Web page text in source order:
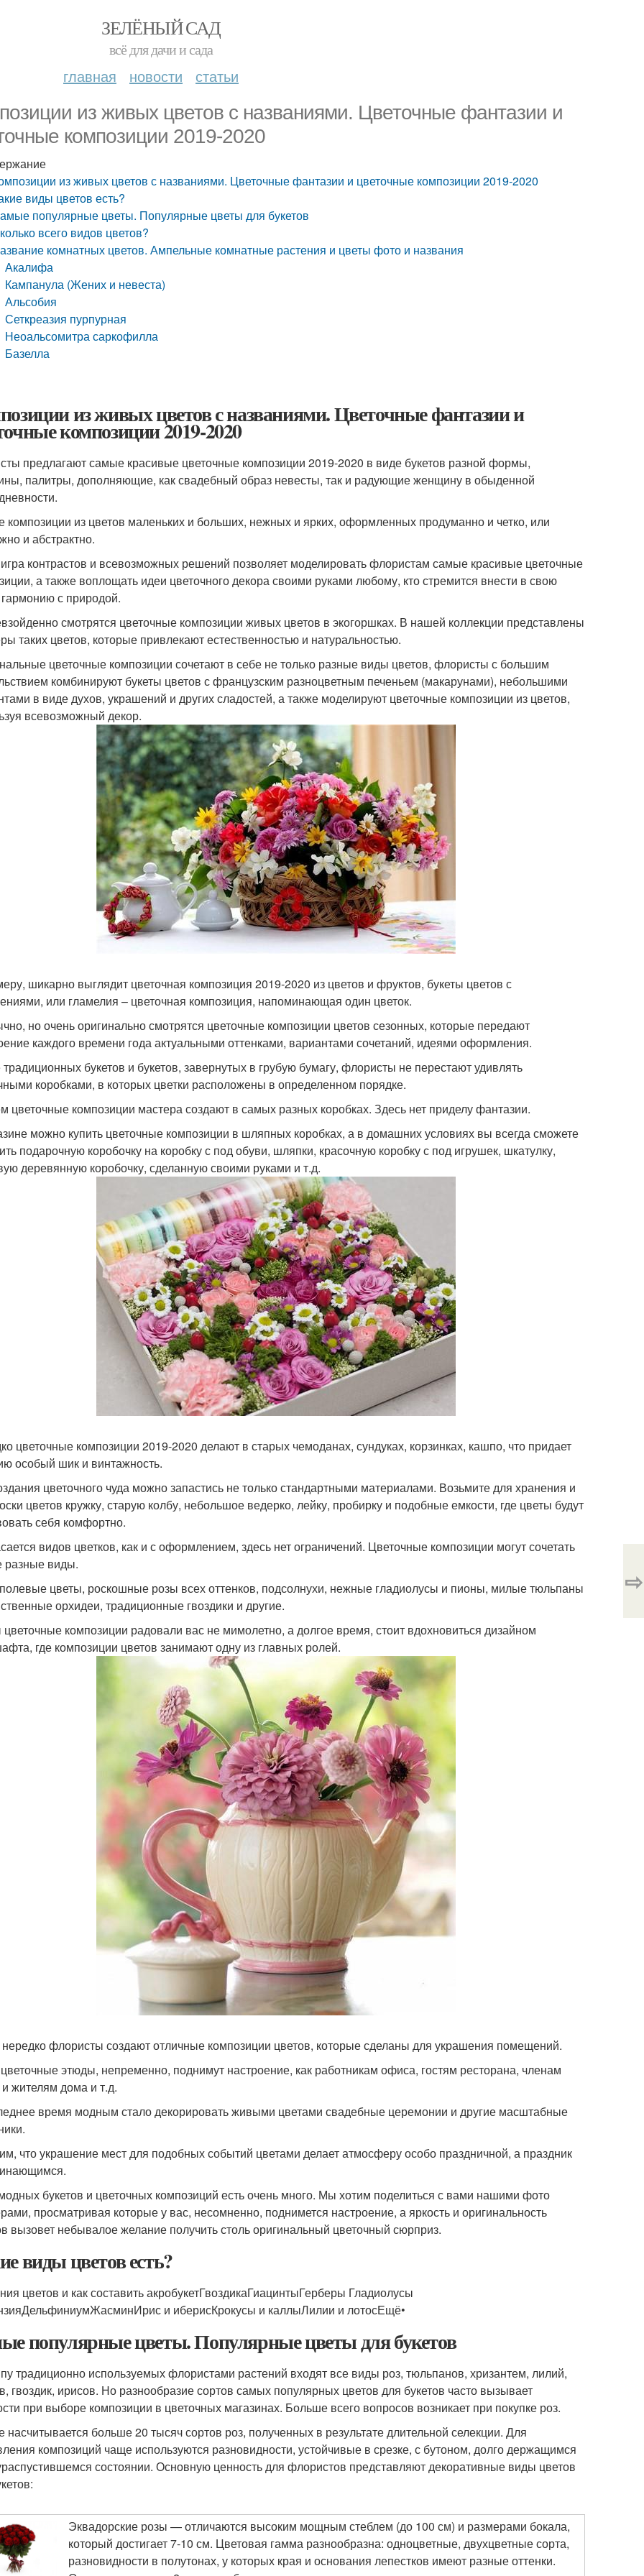
ЗЕЛЁНЫЙ САД
всё для дачи и сада
главная новости статьи
из живых цветов с названиями. Цветочные фантазии и
композиции 2019-2020
из живых цветов с названиями. Цветочные фантазии и цветочные композиции 2019-2020
виды цветов есть?
популярные цветы. Популярные цветы для букетов
всего видов цветов?
комнатных цветов. Ампельные комнатные растения и цветы фото и названия
Акалифа
Кампанула (Жених и невеста)
Альсобия
Сеткреазия пурпурная
Неоальсомитра саркофилла
Базелла
из живых цветов с названиями. Цветочные фантазии и
композиции 2019-2020
предлагают самые красивые цветочные композиции 2019-2020 в виде букетов разной формы,
палитры, дополняющие, как свадебный образ невесты, так и радующие женщину в обыденной
композиции из цветов маленьких и больших, нежных и ярких, оформленных продуманно и четко, или
и абстрактно.
контрастов и всевозможных решений позволяет моделировать флористам самые красивые цветочные
а также воплощать идеи цветочного декора своими руками любому, кто стремится внести в свою
с природой.
смотрятся цветочные композиции живых цветов в экогоршках. В нашей коллекции представлены
таких цветов, которые привлекают естественностью и натуральностью.
цветочные композиции сочетают в себе не только разные виды цветов, флористы с большим
комбинируют букеты цветов с французским разноцветным печеньем (макарунами), небольшими
в виде духов, украшений и других сладостей, а также моделируют цветочные композиции из цветов,
всевозможный декор.
шикарно выглядит цветочная композиция 2019-2020 из цветов и фруктов, букеты цветов с
или гламелия – цветочная композиция, напоминающая один цветок.
но очень оригинально смотрятся цветочные композиции цветов сезонных, которые передают
каждого времени года актуальными оттенками, вариантами сочетаний, идеями оформления.
букетов и букетов, завернутых в грубую бумагу, флористы не перестают удивлять
коробками, в которых цветки расположены в определенном порядке.
цветочные композиции мастера создают в самых разных коробках. Здесь нет приделу фантазии.
можно купить цветочные композиции в шляпных коробках, а в домашних условиях вы всегда сможете
подарочную коробочку на коробку с под обуви, шляпки, красочную коробку с под игрушек, шкатулку,
деревянную коробочку, сделанную своими руками и т.д.
цветочные композиции 2019-2020 делают в старых чемоданах, сундуках, корзинках, кашпо, что придает
особый шик и винтажность.
цветочного чуда можно запастись не только стандартными материалами. Возьмите для хранения и
цветов кружку, старую колбу, небольшое ведерко, лейку, пробирку и подобные емкости, где цветы будут
себя комфортно.
видов цветков, как и с оформлением, здесь нет ограничений. Цветочные композиции могут сочетать
разные виды.
цветы, роскошные розы всех оттенков, подсолнухи, нежные гладиолусы и пионы, милые тюльпаны
орхидеи, традиционные гвоздики и другие.
композиции радовали вас не мимолетно, а долгое время, стоит вдохновиться дизайном
где композиции цветов занимают одну из главных ролей.
флористы создают отличные композиции цветов, которые сделаны для украшения помещений.
этюды, непременно, поднимут настроение, как работникам офиса, гостям ресторана, членам
жителям дома и т.д.
время модным стало декорировать живыми цветами свадебные церемонии и другие масштабные
что украшение мест для подобных событий цветами делает атмосферу особо праздничной, а праздник
букетов и цветочных композиций есть очень много. Мы хотим поделиться с вами нашими фото
просматривая которые у вас, несомненно, поднимется настроение, а яркость и оригинальность
вызовет небывалое желание получить столь оригинальный цветочный сюрприз.
виды цветов есть?
цветов и как составить акробукетГвоздикаГиацинтыГерберы Гладиолусы
и иберисКрокусы и каллыЛилии и лотосЕщё•
популярные цветы. Популярные цветы для букетов
традиционно используемых флористами растений входят все виды роз, тюльпанов, хризантем, лилий,
гвоздик, ирисов. Но разнообразие сортов самых популярных цветов для букетов часто вызывает
при выборе композиции в цветочных магазинах. Больше всего вопросов возникает при покупке роз.
насчитывается больше 20 тысяч сортов роз, полученных в результате длительной селекции. Для
композиций чаще используются разновидности, устойчивые в срезке, с бутоном, долго держащимся
состоянии. Основную ценность для флористов представляют декоративные виды цветов
Эквадорские розы — отличаются высоким мощным стеблем (до 100 см) и размерами бокала,
который достигает 7-10 см. Цветовая гамма разнообразна: одноцветные, двухцветные сорта,
разновидности в полутонах, у которых края и основания лепестков имеют разные оттенки.
⇨